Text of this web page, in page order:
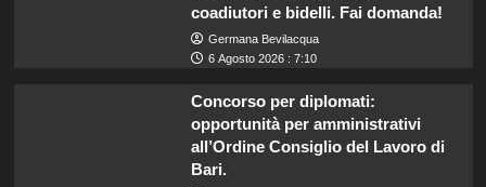
coadiutori e bidelli. Fai domanda!
Germana Bevilacqua
6 Agosto 2026 : 7:10
Concorso per diplomati:
opportunità per amministrativi
all’Ordine Consiglio del Lavoro di
Bari.